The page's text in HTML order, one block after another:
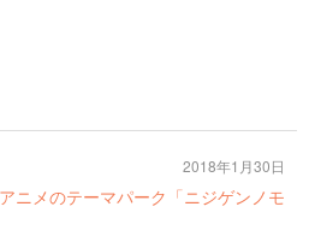
ニメのテーマパーク「ニジゲンノモ
2018年1月30日